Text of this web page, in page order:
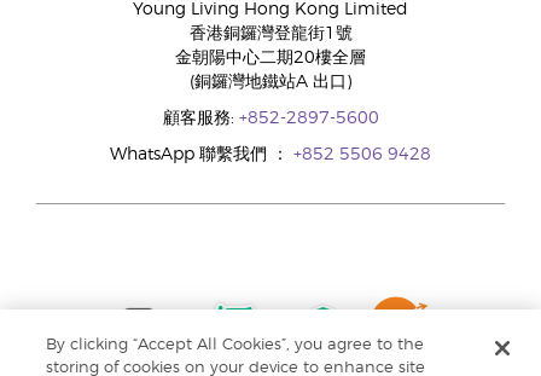
Young Living Hong Kong Limited
香港銅鑼灣登龍街1號
金朝陽中心二期20樓全層
(銅鑼灣地鐵站A 出口)
顧客服務: +852-2897-5600
WhatsApp 聯繫我們 ： +852 5506 9428
By clicking “Accept All Cookies”, you agree to the
storing of cookies on your device to enhance site